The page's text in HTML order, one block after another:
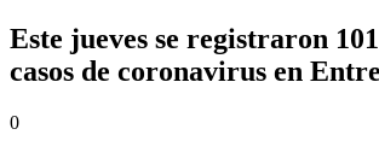
Este jueves se registraron
casos de coronavirus en
0